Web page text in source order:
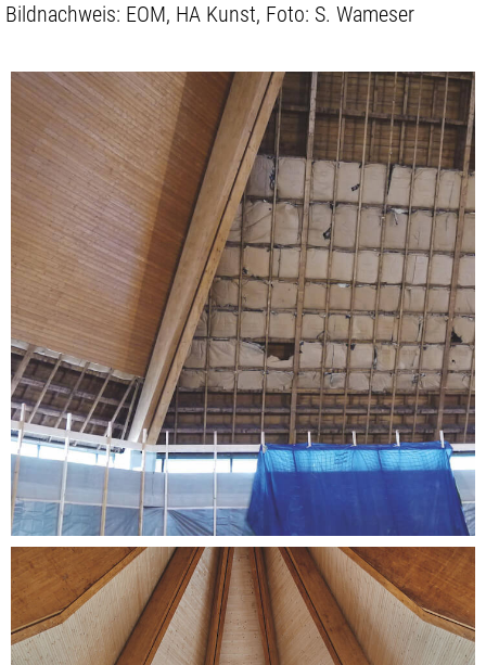
Bildnachweis: EOM, HA Kunst, Foto: S. Wameser